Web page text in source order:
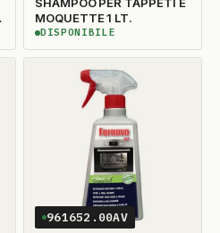
SHAMPOO PER TAPPETI E
MOQUETTE 1 LT.
DISPONIBILE
DISPONIBILE
961652.00AV